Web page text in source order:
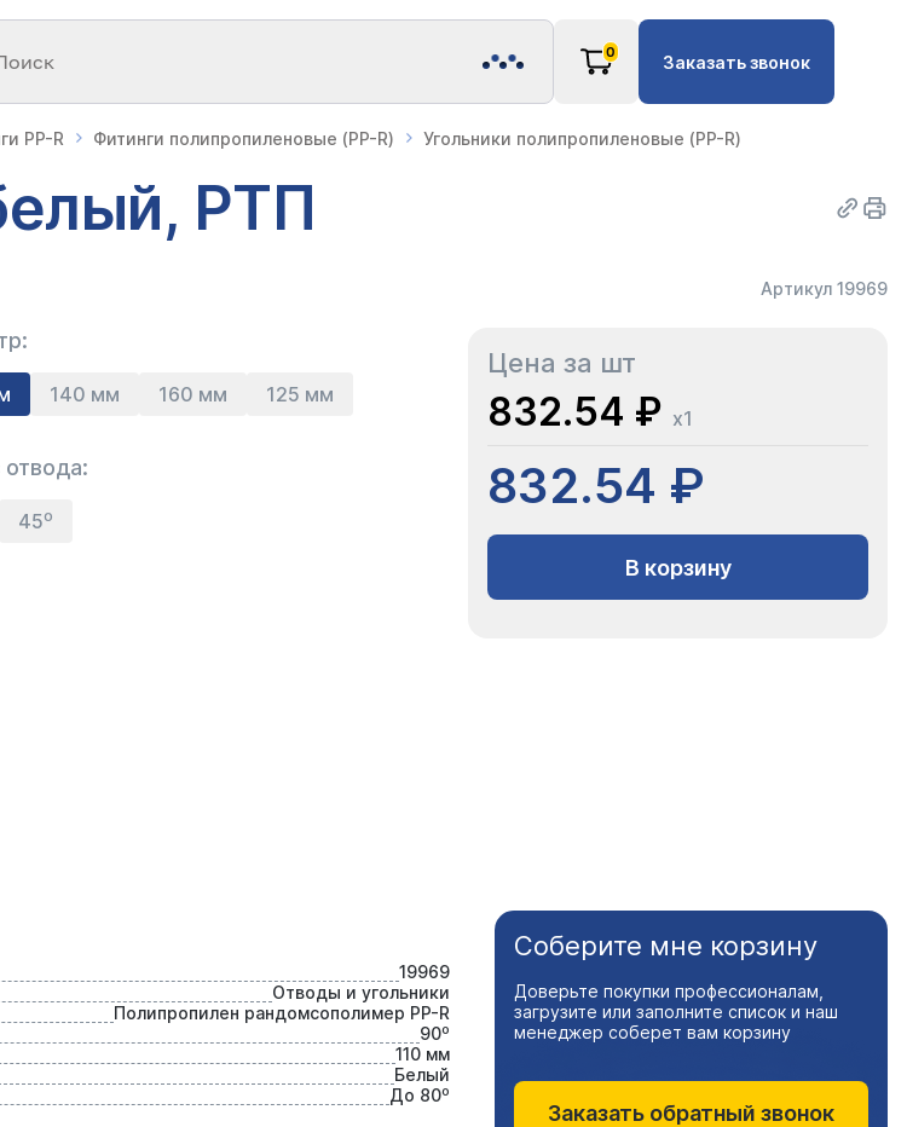
0 Заказать звонок
PP-R Фитинги полипропиленовые (PP-R) Угольники полипропиленовые (PP-R)
РТП
Артикул 19969
140 мм 160 мм 125 мм
отвода:
45⁰
Цена за шт
832.54 ₽ x1
832.54 ₽
В корзину
19969
Отводы и угольники
Полипропилен рандомсополимер PP-R
90⁰
110 мм
Белый
До 80⁰
Соберите мне корзину
Доверьте покупки профессионалам,
загрузите или заполните список и наш
менеджер соберет вам корзину
Заказать обратный звонок